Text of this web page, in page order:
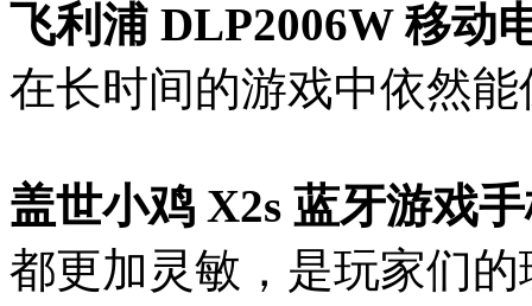
飞利浦 DLP2006W 移动
在长时间的游戏中依然
盖世小鸡 X2s 蓝牙游戏
都更加灵敏，是玩家们